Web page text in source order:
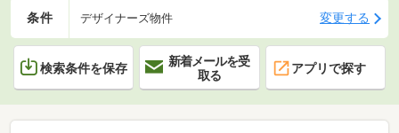
条件 デザイナーズ物件 変更する
検索条件を保存
新着メールを受
取る
アプリで探す